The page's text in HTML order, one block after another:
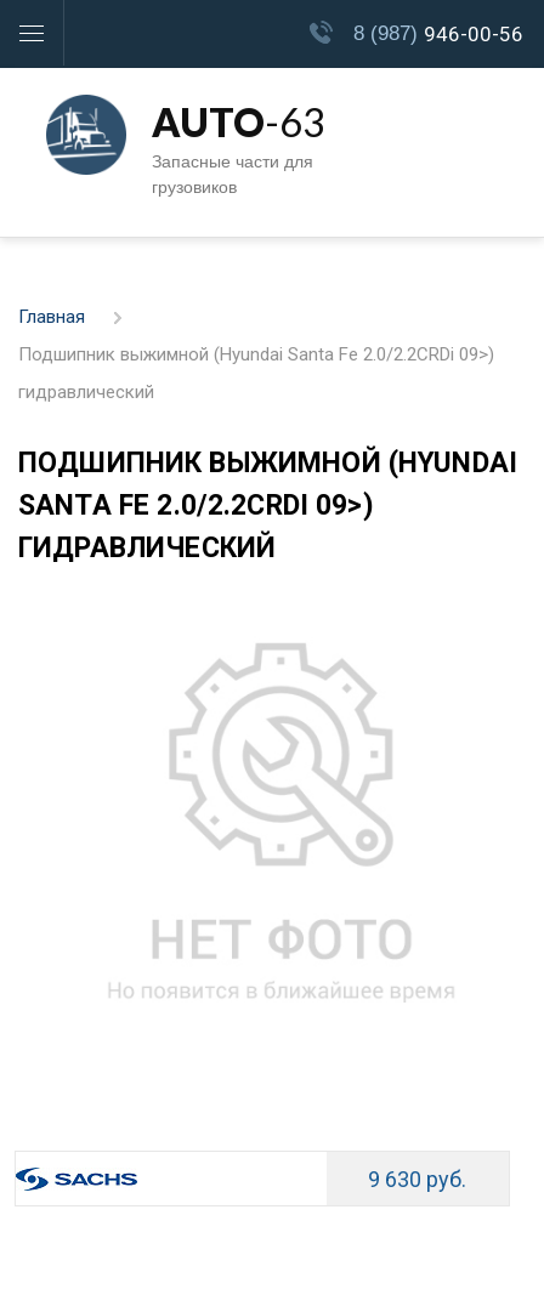
8 (987) 946-00-56
AUTO-63
Запасные части для
грузовиков
Главная
Подшипник выжимной (Hyundai Santa Fe 2.0/2.2CRDi 09>)
гидравлический
ПОДШИПНИК ВЫЖИМНОЙ (HYUNDAI
SANTA FE 2.0/2.2CRDI 09>)
ГИДРАВЛИЧЕСКИЙ
9 630 руб.